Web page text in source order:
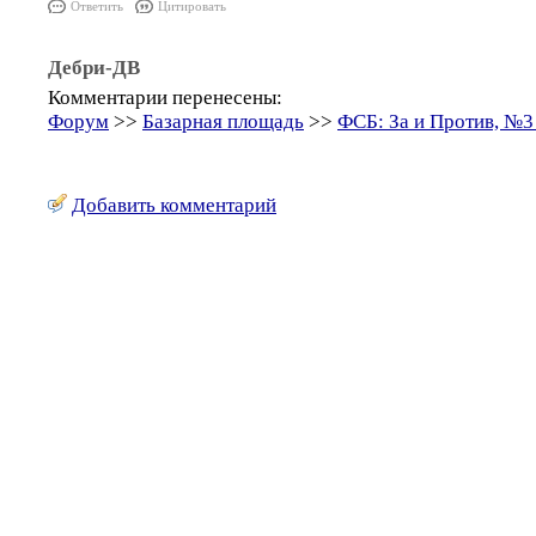
Ответить Цитировать
Дебри-ДВ
Комментарии перенесены:
Форум >> Базарная площадь >> ФСБ: За и Против, №3
Добавить комментарий